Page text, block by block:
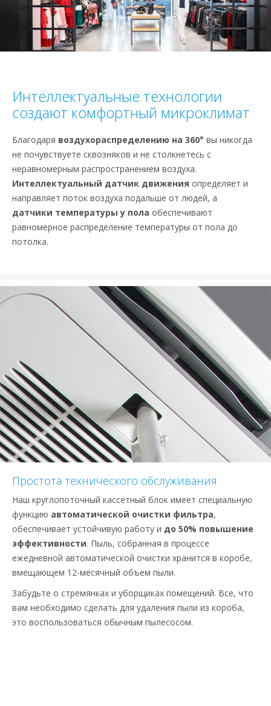
Интеллектуальные технологии
создают комфортный микроклимат
Благодаря воздухораспределению на 360° вы никогда
не почувствуете сквозняков и не столкнетесь с
неравномерным распространением воздуха.
Интеллектуальный датчик движения определяет и
направляет поток воздуха подальше от людей, а
датчики температуры у пола обеспечивают
равномерное распределение температуры от пола до
потолка.
Простота технического обслуживания
Наш круглопоточный кассетный блок имеет специальную
функцию автоматической очистки фильтра,
обеспечивает устойчивую работу и до 50% повышение
эффективности. Пыль, собранная в процессе
ежедневной автоматической очистки хранится в коробе,
вмещающем 12-месячный объем пыли.
Забудьте о стремянках и уборщиках помещений. Все, что
вам необходимо сделать для удаления пыли из короба,
это воспользоваться обычным пылесосом.